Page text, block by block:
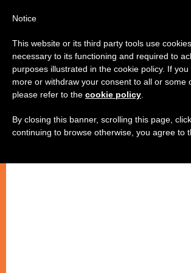
مقابلات في الطائرة مع
يوحنّا بولس الثاني"
Notice
This website or its third party tools use
necessary to its functioning and required to
purposes illustrated in the cookie policy. If
more or withdraw your consent to all or some
please refer to the cookie policy
By closing this banner, scrolling this page,
continuing to browse otherwise, you agree to